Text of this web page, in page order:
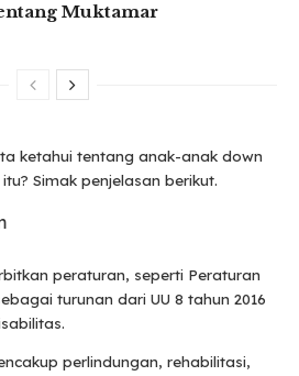
Muktamar
ketahui tentang anak-anak down
Simak penjelasan berikut.
peraturan, seperti Peraturan
turunan dari UU 8 tahun 2016
perlindungan, rehabilitasi,